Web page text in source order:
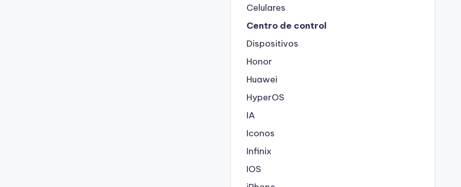
Celulares
Centro de control
Dispositivos
Honor
Huawei
HyperOS
IA
Iconos
Infinix
IOS